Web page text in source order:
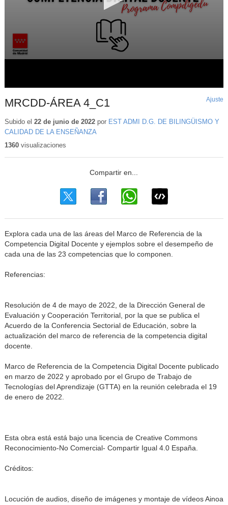
MRCDD-ÁREA 4_C1 Ajuste
Subido el 22 de junio de 2022por EST ADMI D.G. DE BILINGÜISMO Y
CALIDAD DE LA ENSEÑANZA
1360visualizaciones
Explora cada una de las áreas del Marco de Referencia de la
Competencia Digital Docente y ejemplos sobre el desempeño de
cada una de las 23 competencias que lo componen.
Referencias:
Resolución de 4 de mayo de 2022, de la Dirección General de
Evaluación y Cooperación Territorial, por la que se publica el
Acuerdo de la Conferencia Sectorial de Educación, sobre la
actualización del marco de referencia de la competencia digital
docente.
Marco de Referencia de la Competencia Digital Docente publicado
en marzo de 2022 y aprobado por el Grupo de Trabajo de
Tecnologías del Aprendizaje (GTTA) en la reunión celebrada el 19
de enero de 2022.
Esta obra está está bajo una licencia de Creative Commons
Reconocimiento-No Comercial- Compartir Igual 4.0 España.
Créditos:
Locución de audios, diseño de imágenes y montaje de vídeos Ainoa